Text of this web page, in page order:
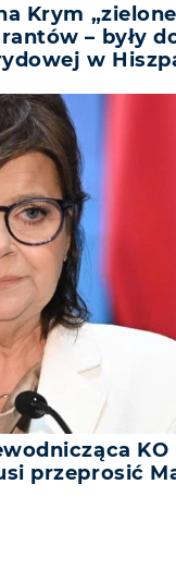
Krym
– były
w
KO
przeprosić